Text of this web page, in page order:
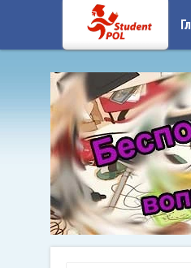
google-site-verification: